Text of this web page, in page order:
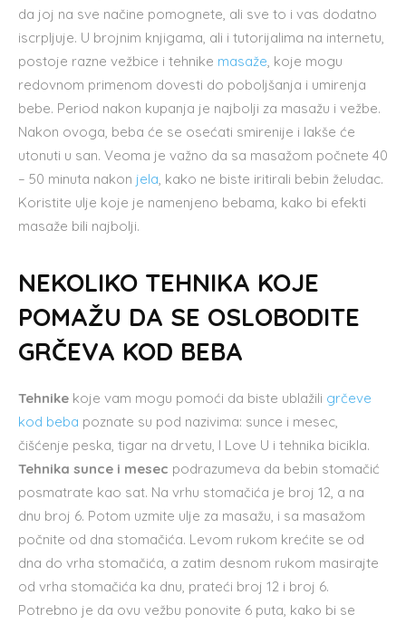
da joj na sve načine pomognete, ali sve to i vas dodatno
iscrpljuje. U brojnim knjigama, ali i tutorijalima na internetu,
postoje razne vežbice i tehnike masaže, koje mogu
redovnom primenom dovesti do poboljšanja i umirenja
bebe. Period nakon kupanja je najbolji za masažu i vežbe.
Nakon ovoga, beba će se osećati smirenije i lakše će
utonuti u san. Veoma je važno da sa masažom počnete 40
– 50 minuta nakon jela, kako ne biste iritirali bebin želudac.
Koristite ulje koje je namenjeno bebama, kako bi efekti
masaže bili najbolji.
NEKOLIKO TEHNIKA KOJE
POMAŽU DA SE OSLOBODITE
GRČEVA KOD BEBA
Tehnike koje vam mogu pomoći da biste ublažili grčeve
kod beba poznate su pod nazivima: sunce i mesec,
čišćenje peska, tigar na drvetu, I Love U i tehnika bicikla.
Tehnika sunce i mesec podrazumeva da bebin stomačić
posmatrate kao sat. Na vrhu stomačića je broj 12, a na
dnu broj 6. Potom uzmite ulje za masažu, i sa masažom
počnite od dna stomačića. Levom rukom krećite se od
dna do vrha stomačića, a zatim desnom rukom masirajte
od vrha stomačića ka dnu, prateći broj 12 i broj 6.
Potrebno je da ovu vežbu ponovite 6 puta, kako bi se